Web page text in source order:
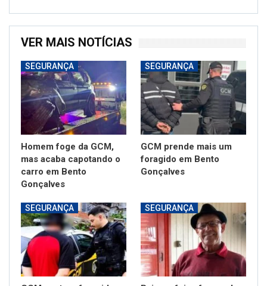
VER MAIS NOTÍCIAS
SEGURANÇA
Homem foge da GCM,
mas acaba capotando o
carro em Bento
Gonçalves
SEGURANÇA
GCM prende mais um
foragido em Bento
Gonçalves
SEGURANÇA SEGURANÇA